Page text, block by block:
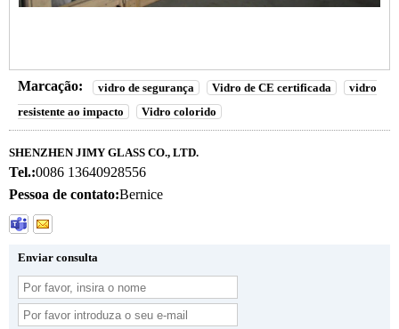
Marcação: vidro de segurança Vidro de CE certificada
vidro
resistente ao impacto
Vidro colorido
SHENZHEN JIMY GLASS CO., LTD.
Tel.:0086 13640928556
Pessoa de contato:Bernice
Enviar consulta